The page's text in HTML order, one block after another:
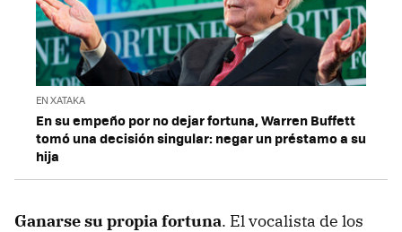
EN XATAKA
En su empeño por no dejar fortuna, Warren Buffett
tomó una decisión singular: negar un préstamo a su
hija
Ganarse su propia fortuna. El vocalista de los